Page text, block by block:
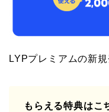
LYPプレミアムの新
もらえる特典はこ